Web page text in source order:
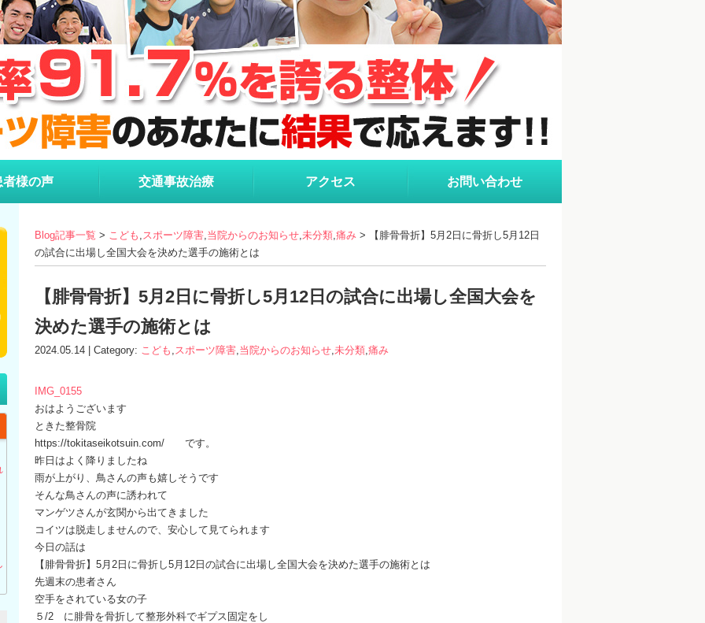
者様の声 交通事故治療 アクセス お問い合わせ
Blog記事一覧 > こども ,スポーツ障害,当院からのお知らせ,未分類,痛み > 【腓骨骨折】5月2日に骨折し5月12日
の試合に出場し全国大会を決めた選手の施術とは
【腓骨骨折】5月2日に骨折し5月12日の試合に出場し全国大会を
決めた選手の施術とは
2024.05.14 | Category: こども ,スポーツ障害,当院からのお知らせ,未分類,痛み
IMG_0155
おはようございます
ときた整骨院
https://tokitaseikotsuin.com/ です。
昨日はよく降りましたね
雨が上がり、鳥さんの声も嬉しそうです
そんな鳥さんの声に誘われて
マンゲツさんが玄関から出てきました
コイツは脱走しませんので、安心して見てられます
今日の話は
【腓骨骨折】5月2日に骨折し5月12日の試合に出場し全国大会を決めた選手の施術とは
先週末の患者さん
空手をされている女の子
５/2 に腓骨を骨折して整形外科でギプス固定をし